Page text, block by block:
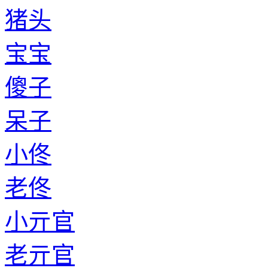
猪头
宝宝
傻子
呆子
小佟
老佟
小亓官
老亓官